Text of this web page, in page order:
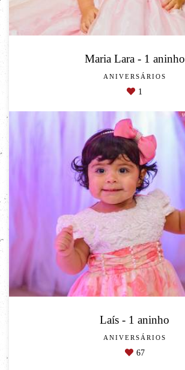
Maria Lara - 1 aninho
ANIVERSÁRIOS
1
Laís - 1 aninho
ANIVERSÁRIOS
67